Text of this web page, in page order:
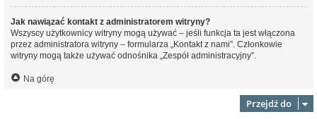
Jak nawiązać kontakt z administratorem witryny?
Wszyscy użytkownicy witryny mogą używać – jeśli funkcja ta jest włączona
przez administratora witryny – formularza „Kontakt z nami”. Członkowie
witryny mogą także używać odnośnika „Zespół administracyjny”.
Na górę
Przejdź do